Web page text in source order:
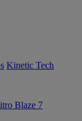
Kinetic Tech
Blaze 7